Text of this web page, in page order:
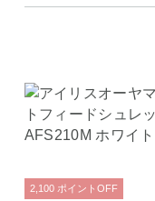
2,100 ポイント OFF